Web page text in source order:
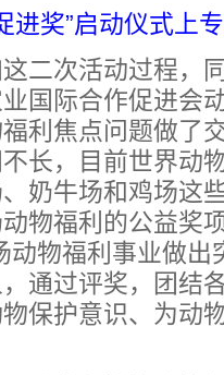
进奖”启动仪式上
次活动过程，
国际合作促进会
利焦点问题做了
长，目前世界动
奶牛场和鸡场这
物福利的公益奖
动物福利事业做
通过评奖，团结
保护意识、为动